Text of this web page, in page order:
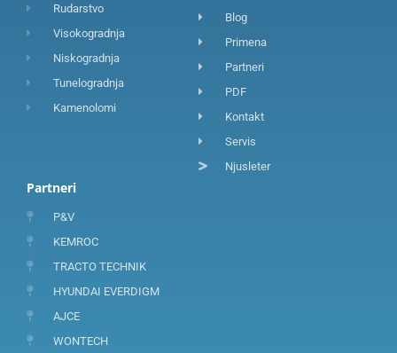
Rudarstvo
Visokogradnja
Niskogradnja
Tunelogradnja
Kamenolomi
Blog
Primena
Partneri
PDF
Kontakt
Servis
Njusleter
Partneri
P&V
KEMROC
TRACTO TECHNIK
HYUNDAI EVERDIGM
AJCE
WONTECH